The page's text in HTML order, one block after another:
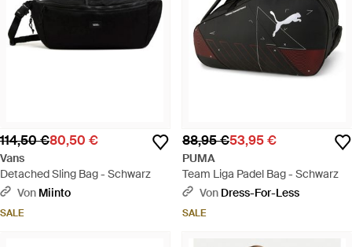
114,50 €80,50 €
Vans
Detached Sling Bag - Schwarz
Von Miinto
SALE
88,95 €53,95 €
PUMA
Team Liga Padel Bag - Schwarz
Von Dress-For-Less
SALE